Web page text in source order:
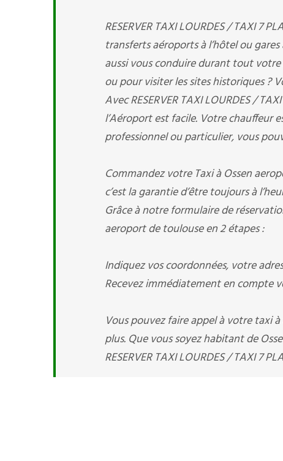
RESERVER TAXI LOURDES / TAXI 7
transferts aéroports à l’hôtel ou gares
aussi vous conduire durant tout votre
ou pour visiter les sites historiques ?
Avec RESERVER TAXI LOURDES /
l’Aéroport est facile. Votre chauffeur
professionnel ou particulier, vous
Commandez votre Taxi à Ossen
c’est la garantie d’être toujours à
Grâce à notre formulaire de
aeroport de toulouse en 2 étapes :
Indiquez vos coordonnées, votre
Recevez immédiatement en compte
Vous pouvez faire appel à votre taxi
plus. Que vous soyez habitant de
RESERVER TAXI LOURDES / TAXI 7